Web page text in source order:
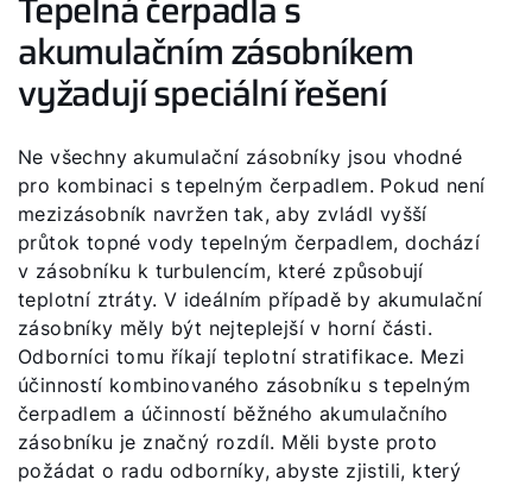
akumulačním zásobníkem
vyžadují speciální řešení
Ne všechny akumulační zásobníky jsou vhodné
pro kombinaci s tepelným čerpadlem. Pokud není
mezizásobník navržen tak, aby zvládl vyšší
průtok topné vody tepelným čerpadlem, dochází
v zásobníku k turbulencím, které způsobují
teplotní ztráty. V ideálním případě by akumulační
zásobníky měly být nejteplejší v horní části.
Odborníci tomu říkají teplotní stratifikace. Mezi
účinností kombinovaného zásobníku s tepelným
čerpadlem a účinností běžného akumulačního
zásobníku je značný rozdíl. Měli byste proto
požádat o radu odborníky, abyste zjistili, který